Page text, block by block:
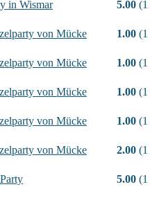
in Wismar 5.00 (1
von Mücke 1.00 (1
von Mücke 1.00 (1
von Mücke 1.00 (1
von Mücke 1.00 (1
von Mücke 2.00 (1
5.00 (1